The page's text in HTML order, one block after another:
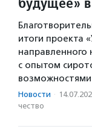
итоги проекта
с опытом
Новости ·
чест­во